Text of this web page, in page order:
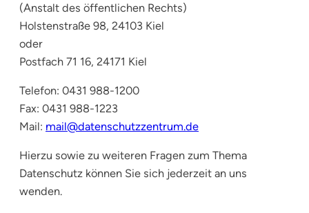
(Anstalt des öffentlichen Rechts)
Holstenstraße 98, 24103 Kiel
oder
Postfach 71 16, 24171 Kiel
Telefon: 0431 988-1200
Fax: 0431 988-1223
Mail: mail@datenschutzzentrum.de
Hierzu sowie zu weiteren Fragen zum Thema
Datenschutz können Sie sich jederzeit an uns
wenden.